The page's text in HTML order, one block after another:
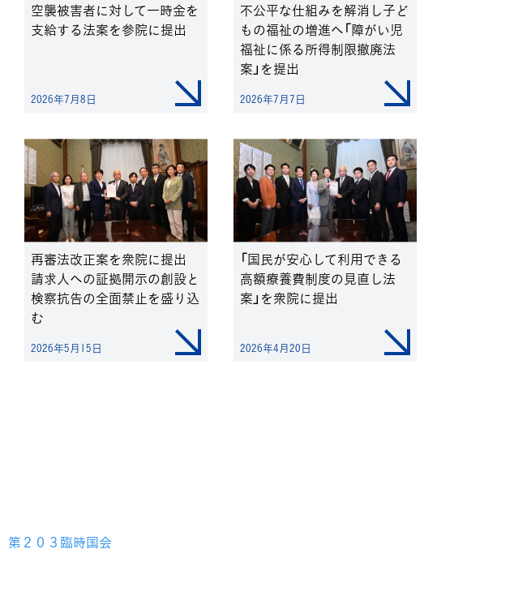
空襲被害者に対して一時金を
支給する法案を参院に提出
2026年7月8日
不公平な仕組みを解消し子ど
もの福祉の増進へ「障がい児
福祉に係る所得制限撤廃法
案」を提出
2026年7月7日
再審法改正案を衆院に提出
請求人への証拠開示の創設と
検察抗告の全面禁止を盛り込
む
2026年5月15日
「国民が安心して利用できる
高額療養費制度の見直し法
案」を衆院に提出
2026年4月20日
第２０３臨時国会